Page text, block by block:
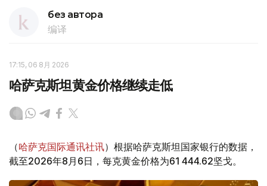
без автора
编译
17:15, 06 8月 2026
哈萨克斯坦黄金价格继续走低
（哈萨克国际通讯社讯）根据哈萨克斯坦国家银行的数据，
截至2026年8月6日，每克黄金价格为61 444.62坚戈。